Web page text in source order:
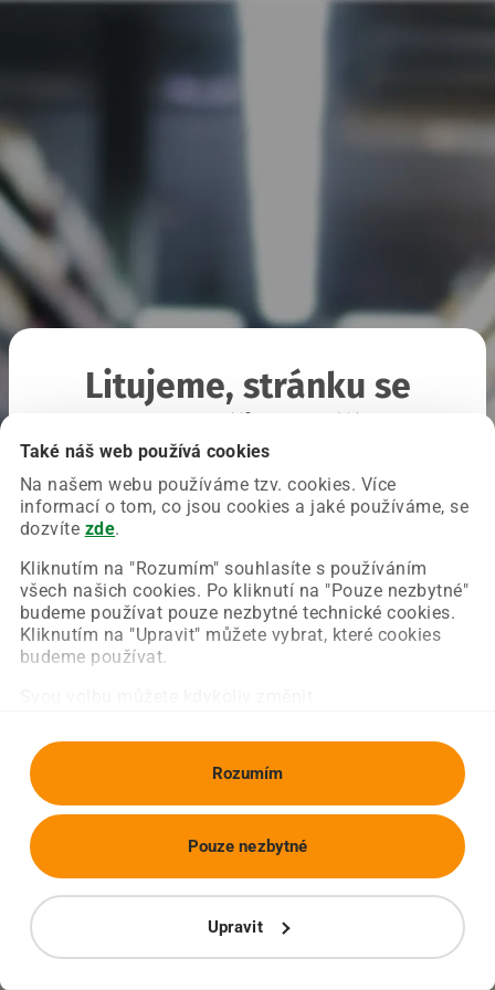
Také náš web používá cookies
Na našem webu používáme tzv. cookies. Více
informací o tom, co jsou cookies a jaké používáme, se
dozvíte zde.
Kliknutím na "Rozumím" souhlasíte s používáním
všech našich cookies. Po kliknutí na "Pouze nezbytné"
budeme používat pouze nezbytné technické cookies.
Kliknutím na "Upravit" můžete vybrat, které cookies
budeme používat.
Rozumím
Upravit
Pouze nezbytné
Litujeme, stránku se
Chyba nastala na naší straně a už ji opravujeme.
Zkuste prosím znovu načíst požadovanou stránku.
Obnovit stránku Úvodní strana